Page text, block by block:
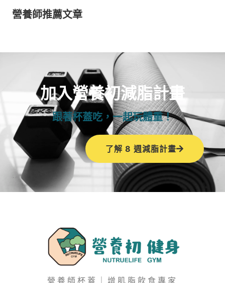
營養師推薦文章
加入營養初減脂計畫
跟著杯蓋吃，一起玩體重！
了解 8 週減脂計畫
營養師杯蓋｜增肌脂飲食專家